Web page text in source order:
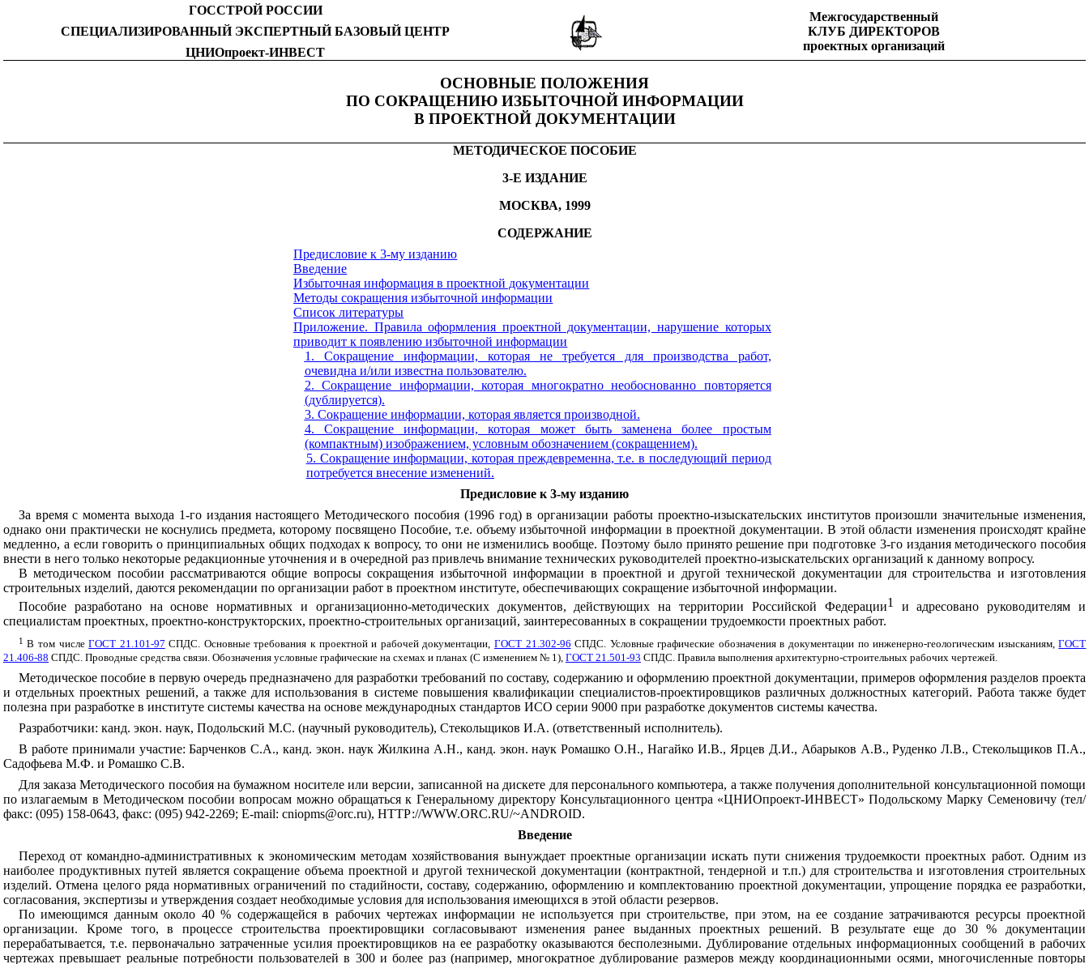
ГОССТРОЙ РОССИИ
СПЕЦИАЛИЗИРОВАННЫЙ ЭКСПЕРТНЫЙ БАЗОВЫЙ ЦЕНТР
ЦНИОпроект-ИНВЕСТ
Межгосударственный
КЛУБ ДИРЕКТОРОВ
проектных организаций
ОСНОВНЫЕ ПОЛОЖЕНИЯ
ПО СОКРАЩЕНИЮ ИЗБЫТОЧНОЙ ИНФОРМАЦИИ
В ПРОЕКТНОЙ ДОКУМЕНТАЦИИ
МЕТОДИЧЕСКОЕ ПОСОБИЕ
3-Е ИЗДАНИЕ
МОСКВА, 1999
СОДЕРЖАНИЕ
Предисловие к 3-му изданию
Введение
Избыточная информация в проектной документации
Методы сокращения избыточной информации
Список литературы
Приложение. Правила оформления проектной документации, нарушение которых
приводит к появлению избыточной информации
1. Сокращение информации, которая не требуется для производства работ,
очевидна и/или известна пользователю.
2. Сокращение информации, которая многократно необоснованно повторяется
(дублируется).
3. Сокращение информации, которая является производной.
4. Сокращение информации, которая может быть заменена более простым
(компактным) изображением, условным обозначением (сокращением).
5. Сокращение информации, которая преждевременна, т.е. в последующий период
потребуется внесение изменений.
Предисловие к 3-му изданию
За время с момента выхода 1-го издания настоящего Методического пособия (1996 год)в организации работы проектно-изыскательских институтов произошли значительные изменения,
однако они практически не коснулись предмета,которому посвящено Пособие, т.е. объему избыточной информации в проектной документации. В этой области изменения происходят крайне
медленно, а если говорить о принципиальных общих подходах к вопросу, то они не изменились вообще. Поэтому было принято решение при подготовке3-го издания методического пособия
внести в него только некоторые редакционные уточнения и в очередной раз привлечь внимание технических руководителей проектно-изыскательских организаций к данному вопросу.
В методическом пособии рассматриваются общие вопросы сокращения избыточной информации в проектной и другой технической документации для строительства и изготовления
строительных изделий, даются рекомендации по организации работ в проектном институте, обеспечивающих сокращение избыточной информации.
Пособие разработано на основе нормативных и организационно-методических документов, действующих на территории Российской Федерации1 и адресовано руководителям и
специалистам проектных, проектно-конструкторских, проектно-строительных организаций, заинтересованных в сокращении трудоемкости проектных работ.
1 В том числе ГОСТ 21.101-97 СПДС. Основные требования к проектной и рабочей документации, ГОСТ 21.302-96 СПДС. Условные графические обозначения в документации по инженерно-геологическим изысканиям,ГОСТ
21.406-88 СПДС Проводные средства связи Обозначения условные графические на схемах и планах (С изменением № 1), ГОСТ 21.501-93 СПДС Правила выполнения архитектурно-строительных рабочих чертежей
Методическое пособие в первую очередь предназначено для разработки требований по составу, содержанию и оформлению проектной документации, примеров оформления разделов проекта
и отдельных проектных решений, а также для использования в системе повышения квалификации специалистов-проектировщиков различных должностных категорий. Работа также будет
полезна при разработке в институте системы качества на основе международных стандартов ИСО серии 9000 при разработке документов системы качества.
Разработчики: канд. экон. наук, Подольский М.С. (научный руководитель), Стекольщиков И.А. (ответственный исполнитель).
В работе принимали участие:Барченков С.А.,канд.экон. наук Жилкина А.Н., канд. экон.наук Ромашко О.Н.,Нагайко И.В., Ярцев Д.И., Абарыков А.В.,Руденко Л.В.,Стекольщиков П.А.,
Садофьева М.Ф. и Ромашко С.В.
Для заказа Методического пособия на бумажном носителе или версии, записанной на дискете для персонального компьютера, а также получения дополнительной консультационной помощи
по излагаемым в Методическом пособии вопросам можно обращаться к Генеральному директору Консультационного центра «ЦНИОпроект-ИНВЕСТ» Подольскому Марку Семеновичу(тел/
факс: (095) 158-0643, факс: (095) 942-2269; Е-mail: cniopms@orc.ru), НТТР://WWW.ORC.RU/~ANDROID.
Введение
Переход от командно-административных к экономическим методам хозяйствования вынуждает проектные организации искать пути снижения трудоемкости проектных работ. Одним из
наиболее продуктивных путей является сокращение объема проектной и другой технической документации (контрактной,тендерной и т.п.) для строительства и изготовления строительных
изделий.Отмена целого ряда нормативных ограничений по стадийности,составу, содержанию, оформлению и комплектованию проектной документации,упрощение порядка ее разработки,
согласования, экспертизы и утверждения создает необходимые условия для использования имеющихся в этой области резервов.
По имеющимся данным около 40 % содержащейся в рабочих чертежах информации не используется при строительстве, при этом, на ее создание затрачиваются ресурсы проектной
организации. Кроме того,в процессе строительства проектировщики согласовывают изменения ранее выданных проектных решений. В результате еще до 30 % документации
перерабатывается, т.е. первоначально затраченные усилия проектировщиков на ее разработку оказываются бесполезными. Дублирование отдельных информационных сообщений в рабочих
чертежах превышает реальные потребности пользователей в 300 и более раз(например,многократное дублирование размеров между координационными осями, многочисленные повторы